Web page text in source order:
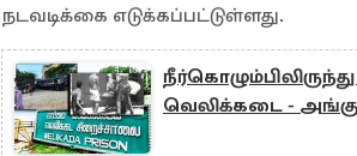
நடவடிக்கை எடுக்கப்பட்டுள்ளது.
வெலிக்கடை -